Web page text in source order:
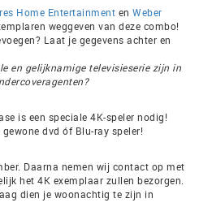
Home Entertainment en Weber
weggeven van deze combo!
Laat je gegevens achter en
en gelijknamige televisieserie zijn in
is een speciale 4K-speler nodig!
dvd óf Blu-ray speler!
Daarna nemen wij contact op met
het 4K exemplaar zullen bezorgen.
dien je woonachtig te zijn in